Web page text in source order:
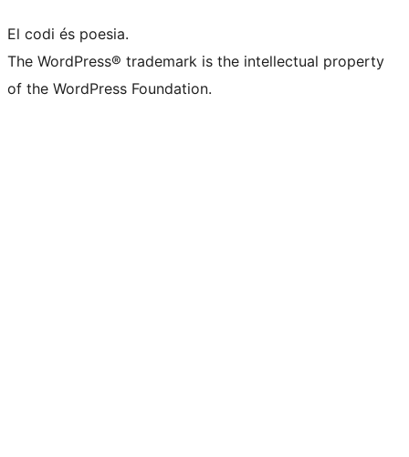
El codi és poesia.
The WordPress® trademark is the intellectual property
of the WordPress Foundation.